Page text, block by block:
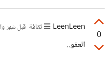
الرسول
حين كان الإسلام والأخلاق
المؤامرات السياسية
تراجعت الأمة حتى انهارت...
0
LeenLeen ثقافة قبل شهر
العفو..